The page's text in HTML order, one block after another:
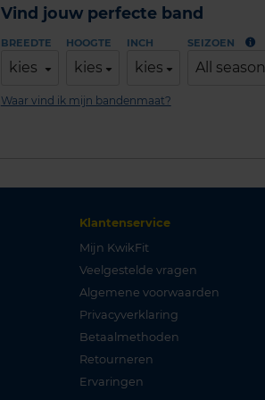
Vind jouw perfecte band
BREEDTE
kies
HOOGTE
kies
INCH
kies
SEIZOEN
All season
Waar vind ik mijn bandenmaat?
Klantenservice
Mijn KwikFit
Veelgestelde vragen
Algemene voorwaarden
Privacyverklaring
Betaalmethoden
Retourneren
Ervaringen